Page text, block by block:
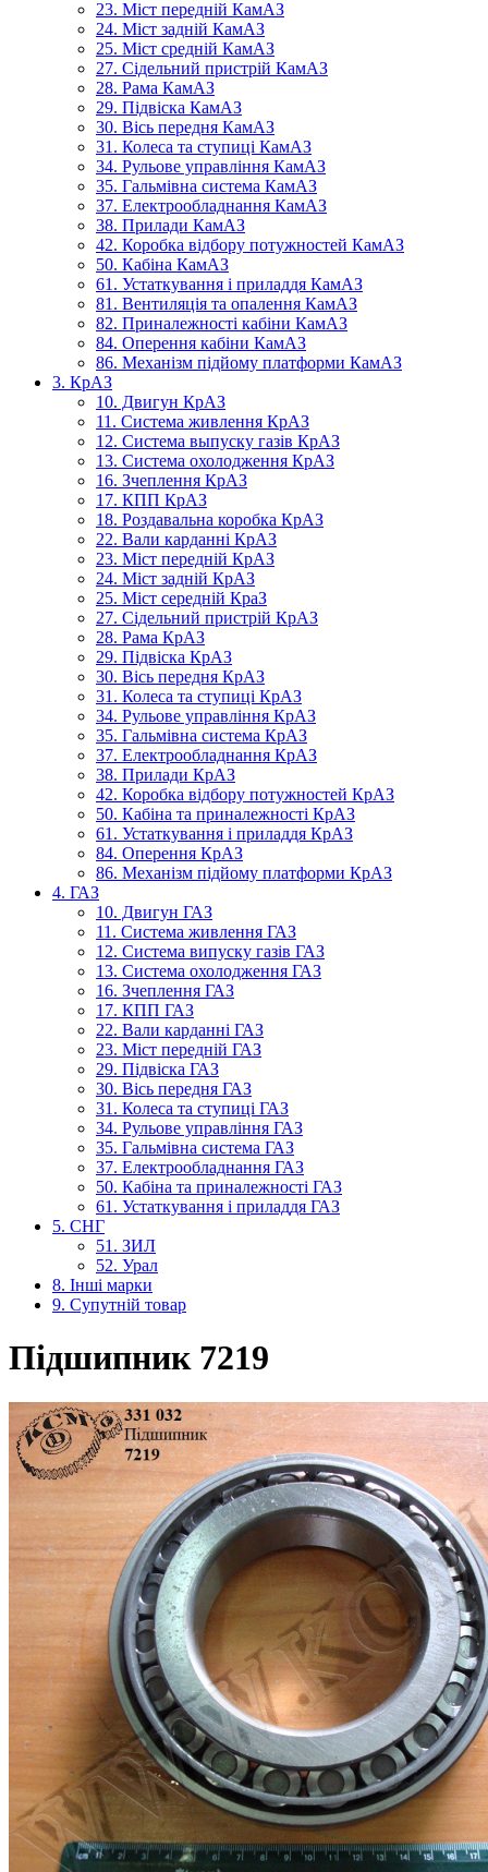
23. Міст передній КамАЗ
24. Міст задній КамАЗ
25. Міст средній КамАЗ
27. Сідельний пристрій КамАЗ
28. Рама КамАЗ
29. Підвіска КамАЗ
30. Вісь передня КамАЗ
31. Колеса та ступиці КамАЗ
34. Рульове управління КамАЗ
35. Гальмівна система КамАЗ
37. Електрообладнання КамАЗ
38. Прилади КамАЗ
42. Коробка відбору потужностей КамАЗ
50. Кабіна КамАЗ
61. Устаткування і приладдя КамАЗ
81. Вентиляція та опалення КамАЗ
82. Приналежності кабіни КамАЗ
84. Оперення кабіни КамАЗ
86. Механізм підйому платформи КамАЗ
3. КрАЗ
10. Двигун КрАЗ
11. Система живлення КрАЗ
12. Система выпуску газів КрАЗ
13. Система охолодження КрАЗ
16. Зчеплення КрАЗ
17. КПП КрАЗ
18. Роздавальна коробка КрАЗ
22. Вали карданні КрАЗ
23. Міст передній КрАЗ
24. Міст задній КрАЗ
25. Міст середній КраЗ
27. Сідельний пристрій КрАЗ
28. Рама КрАЗ
29. Підвіска КрАЗ
30. Вісь передня КрАЗ
31. Колеса та ступиці КрАЗ
34. Рульове управління КрАЗ
35. Гальмівна система КрАЗ
37. Електрообладнання КрАЗ
38. Прилади КрАЗ
42. Коробка відбору потужностей КрАЗ
50. Кабіна та приналежності КрАЗ
61. Устаткування і приладдя КрАЗ
84. Оперення КрАЗ
86. Механізм підйому платформи КрАЗ
4. ГАЗ
10. Двигун ГАЗ
11. Система живлення ГАЗ
12. Система випуску газів ГАЗ
13. Система охолодження ГАЗ
16. Зчеплення ГАЗ
17. КПП ГАЗ
22. Вали карданні ГАЗ
23. Міст передній ГАЗ
29. Підвіска ГАЗ
30. Вісь передня ГАЗ
31. Колеса та ступиці ГАЗ
34. Рульове управління ГАЗ
35. Гальмівна система ГАЗ
37. Електрообладнання ГАЗ
50. Кабіна та приналежності ГАЗ
61. Устаткування і приладдя ГАЗ
5. СНГ
51. ЗИЛ
52. Урал
8. Інші марки
9. Супутній товар
Підшипник 7219